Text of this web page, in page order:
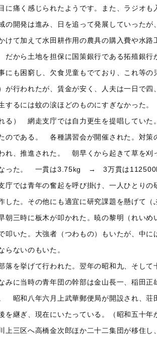
に痛く感じられたようです。また、ラジオも
の開発は進み、日を追って発展していったが
けて加えて水田耕作用の農具の購入費や水
から土地を担保に国策銀行である拓殖銀行
にも困窮し、欠食児童もでており、これ等
が行われたが、賃金が安く、人夫は一日で
するには蚊の涙ほどのものにすぎなかった
る） 網走支庁では自力更生を提唱していた
のである。 各種講習会が開催された。対策
れ、推進された。 朝早くから起きて草を刈
なった。 一貫は3.75kg → 3万貫は
庁では青年の奮起を呼び掛け、一人ひとり
した。その他にも適宜に研究課題を懸げて（
朝三時に板木が叩かれた。暁の黎明（れい
叩いた。大強者（つわもの）もいたが、中
らないのもいた。
落を挙げて行われた。翌年の昭和九、そし
に当時の青年団の幹部は金山長一、稲田正
昭和八年六月上武華郵便局が開設され、荘
を継ぎ、現在にいたっている。（昭和五十年
上三区へ高橋金次郎ほか二十二集団が移住し